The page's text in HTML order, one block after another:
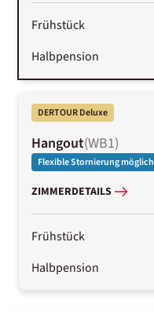
Frühstück
Halbpension
DERTOUR Deluxe
Hangout(WB1)
Flexible Stornierung möglich
ZIMMERDETAILS
Frühstück
Halbpension